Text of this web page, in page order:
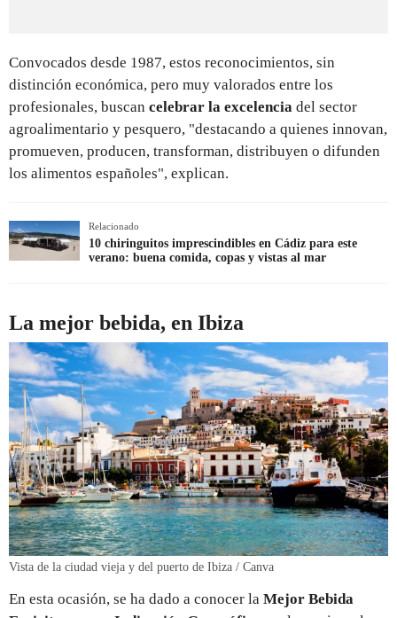
Convocados desde 1987, estos reconocimientos, sin
distinción económica, pero muy valorados entre los
profesionales, buscan celebrar la excelencia del sector
agroalimentario y pesquero, "destacando a quienes innovan,
promueven, producen, transforman, distribuyen o difunden
los alimentos españoles", explican.
Relacionado
10 chiringuitos imprescindibles en Cádiz para este
verano: buena comida, copas y vistas al mar
La mejor bebida, en Ibiza
Vista de la ciudad vieja y del puerto de Ibiza / Canva
En esta ocasión, se ha dado a conocer la Mejor Bebida